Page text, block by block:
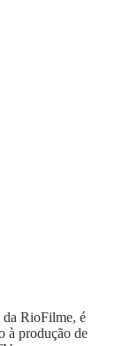
RioFilme, é
à produção de